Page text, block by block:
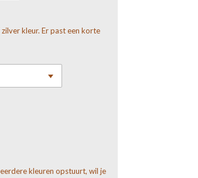
kleur. Er past een korte
kleuren opstuurt, wil je